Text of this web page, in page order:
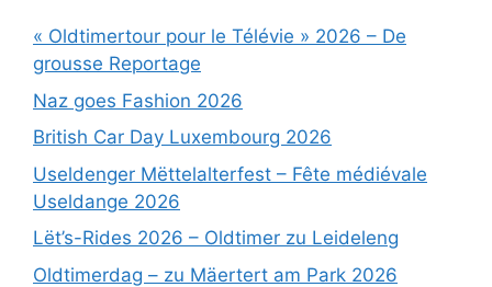
« Oldtimertour pour le Télévie » 2026 – De
grousse Reportage
Naz goes Fashion 2026
British Car Day Luxembourg 2026
Useldenger Mëttelalterfest – Fête médiévale
Useldange 2026
Lët’s-Rides 2026 – Oldtimer zu Leideleng
Oldtimerdag – zu Mäertert am Park 2026